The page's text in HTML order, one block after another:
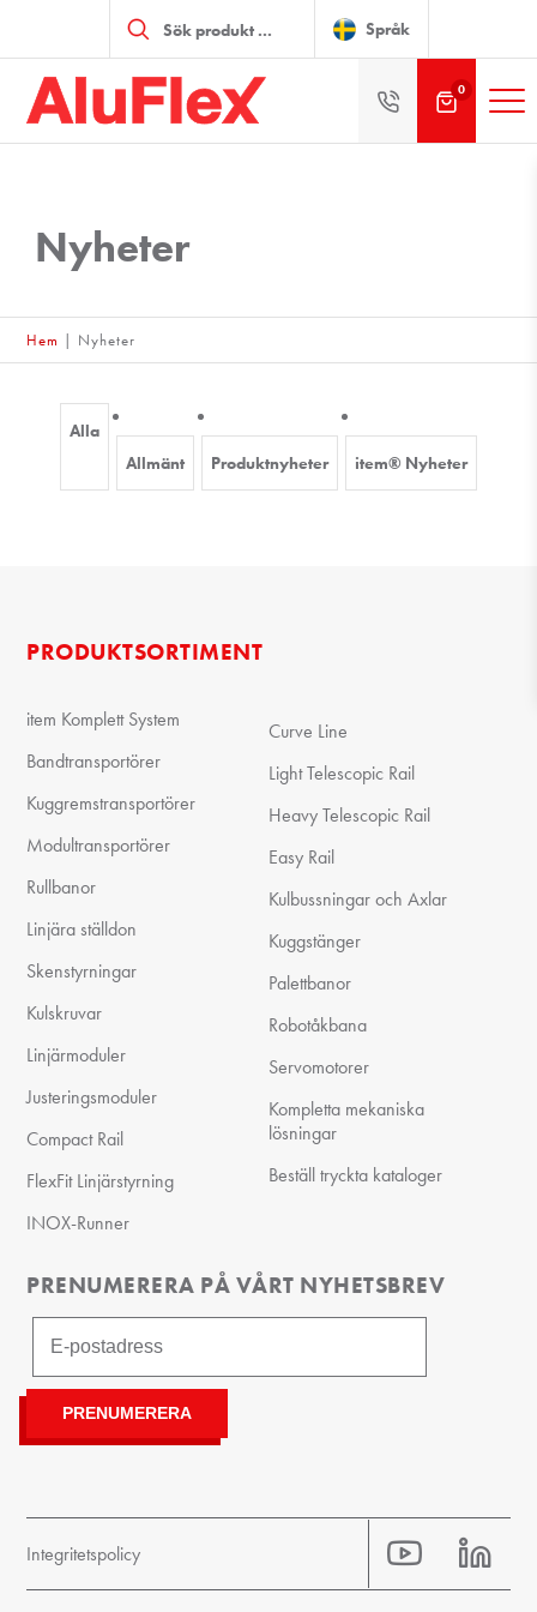
Språk
0
Nyheter
Hem | Nyheter
Alla
Allmänt
Produktnyheter item® Nyheter
PRODUKTSORTIMENT
item Komplett System
Bandtransportörer
Kuggremstransportörer
Modultransportörer
Rullbanor
Linjära ställdon
Skenstyrningar
Kulskruvar
Linjärmoduler
Justeringsmoduler
Compact Rail
FlexFit Linjärstyrning
INOX-Runner
Curve Line
Light Telescopic Rail
Heavy Telescopic Rail
Easy Rail
Kulbussningar och Axlar
Kuggstänger
Palettbanor
Robotåkbana
Servomotorer
Kompletta mekaniska
lösningar
Beställ tryckta kataloger
PRENUMERERA PÅ VÅRT NYHETSBREV
Integritetspolicy